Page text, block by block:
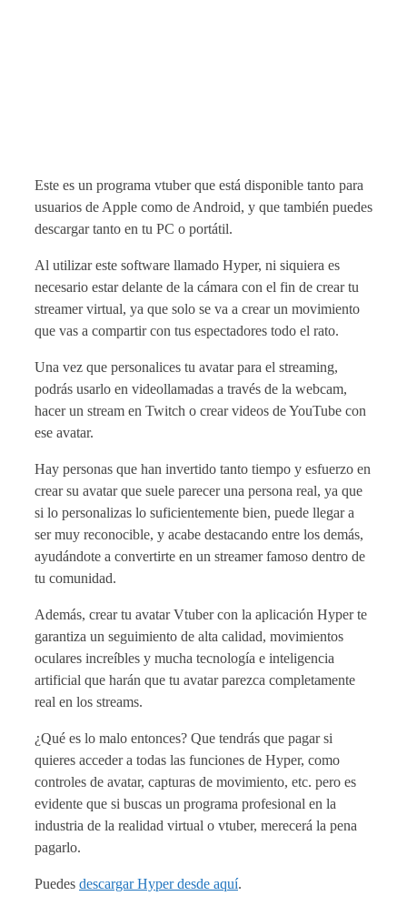
Este es un programa vtuber que está disponible tanto para
usuarios de Apple como de Android, y que también puedes
descargar tanto en tu PC o portátil.
Al utilizar este software llamado Hyper, ni siquiera es
necesario estar delante de la cámara con el fin de crear tu
streamer virtual, ya que solo se va a crear un movimiento
que vas a compartir con tus espectadores todo el rato.
Una vez que personalices tu avatar para el streaming,
podrás usarlo en videollamadas a través de la webcam,
hacer un stream en Twitch o crear videos de YouTube con
ese avatar.
Hay personas que han invertido tanto tiempo y esfuerzo en
crear su avatar que suele parecer una persona real, ya que
si lo personalizas lo suficientemente bien, puede llegar a
ser muy reconocible, y acabe destacando entre los demás,
ayudándote a convertirte en un streamer famoso dentro de
tu comunidad.
Además, crear tu avatar Vtuber con la aplicación Hyper te
garantiza un seguimiento de alta calidad, movimientos
oculares increíbles y mucha tecnología e inteligencia
artificial que harán que tu avatar parezca completamente
real en los streams.
¿Qué es lo malo entonces? Que tendrás que pagar si
quieres acceder a todas las funciones de Hyper, como
controles de avatar, capturas de movimiento, etc. pero es
evidente que si buscas un programa profesional en la
industria de la realidad virtual o vtuber, merecerá la pena
pagarlo.
Puedes descargar Hyper desde aquí.